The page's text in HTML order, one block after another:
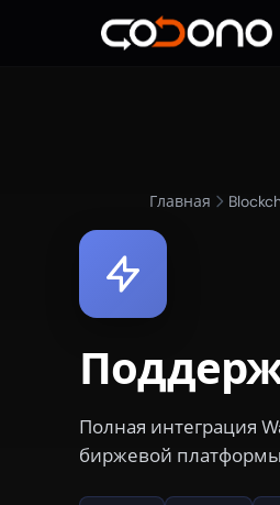
Главная
Полная интеграция
биржевой